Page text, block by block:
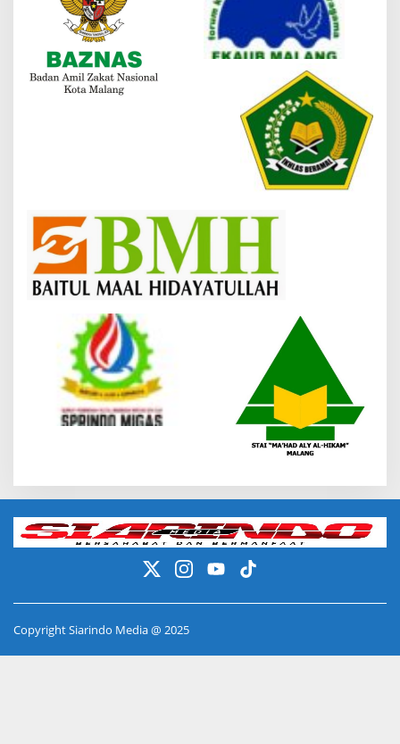
Copyright Siarindo Media @ 2025